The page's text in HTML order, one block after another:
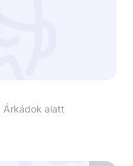
Árkádok alatt